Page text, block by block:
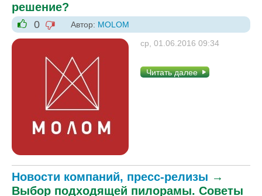
решение?
+1
0
-1
Автор: MOLOM
ср, 01.06.2016 09:34
Читать далее
Новости компаний, пресс-релизы →
Выбор подходящей пилорамы. Советы